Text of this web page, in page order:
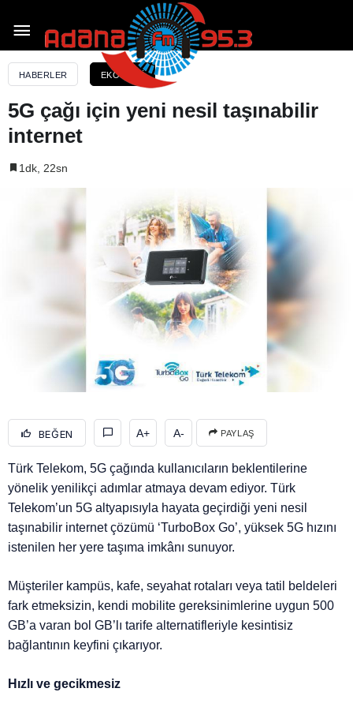
HABERLER EKONOMI
5G çağı için yeni nesil taşınabilir
internet
1dk, 22sn
BEĞEN A+ A- PAYLAŞ
Türk Telekom, 5G çağında kullanıcıların beklentilerine
yönelik yenilikçi adımlar atmaya devam ediyor. Türk
Telekom’un 5G altyapısıyla hayata geçirdiği yeni nesil
taşınabilir internet çözümü ‘TurboBox Go’, yüksek 5G hızını
istenilen her yere taşıma imkânı sunuyor.
Müşteriler kampüs, kafe, seyahat rotaları veya tatil beldeleri
fark etmeksizin, kendi mobilite gereksinimlerine uygun 500
GB’a varan bol GB’lı tarife alternatifleriyle kesintisiz
bağlantının keyfini çıkarıyor.
Hızlı ve gecikmesiz
5G çağı için yeni nesil taşınabilir internet